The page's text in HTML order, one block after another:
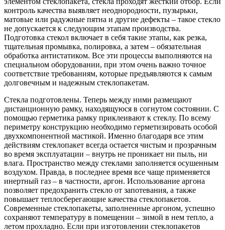
контроль качества выявляет неоднородности, пузырьки,
матовые или радужные пятна и другие дефекты – такое стекло
не допускается к следующим этапам производства.
Подготовка стекол включает в себя такие этапы, как резка,
тщательная промывка, полировка, а затем – обязательная
обработка антистатиком. Все эти процессы выполняются на
специальном оборудовании, при этом очень важно точное
соответствие требованиям, которые предъявляются к самым
долговечным и надежным стеклопакетам.
Стекла подготовлены. Теперь между ними размещают
дистанционную рамку, находящуюся в согнутом состоянии. С
помощью герметика рамку приклеивают к стеклу. По всему
периметру конструкцию необходимо герметизировать особой
двухкомпонентной мастикой. Именно благодаря все этим
действиям стеклопакет всегда остается чистым и прозрачным
во время эксплуатации – внутрь не проникает ни пыль, ни
влага. Пространство между стеклами заполняется осушенным
воздухом. Правда, в последнее время все чаще применяется
инертный газ – в частности, аргон. Использование аргона
позволяет предохранить стекло от запотевания, а также
повышает теплосберегающие качества стеклопакетов.
Современные стеклопакеты, заполненные аргоном, успешно
сохраняют температуру в помещении – зимой в нем тепло, а
летом прохладно. Если при изготовлении стеклопакетов